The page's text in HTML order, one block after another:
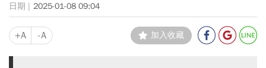
2025-01-08 09:04
+A -A 加入收藏